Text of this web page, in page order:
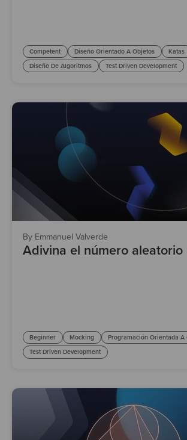
Competent Diseño Orientado A Objetos
Katas
Diseño De Algoritmos
Test Driven Development
By Emmanuel Valverde
Adivina el número aleatorio
Beginner Mocking Programación Orientada A
Test Driven Development